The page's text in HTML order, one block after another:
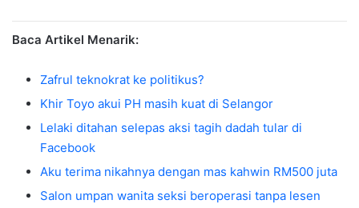
Baca Artikel Menarik:
Zafrul teknokrat ke politikus?
Khir Toyo akui PH masih kuat di Selangor
Lelaki ditahan selepas aksi tagih dadah tular di
Facebook
Aku terima nikahnya dengan mas kahwin RM500 juta
Salon umpan wanita seksi beroperasi tanpa lesen